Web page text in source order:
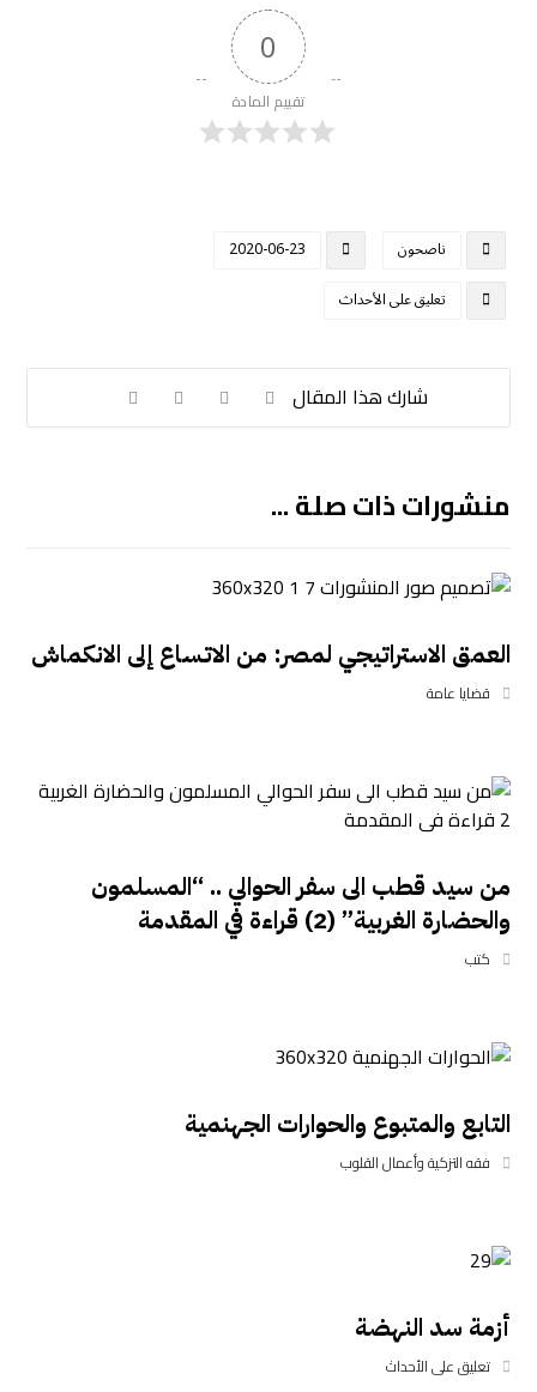
0
تقييم المادة
ناصحون
2020-06-23
تعليق على الأحداث
منشورات ذات صلة ...
العمق الاستراتيجي لمصر: من الاتساع إلى الانكماش
قضايا عامة
من سيد قطب الى سفر الحوالي .. “المسلمون
والحضارة الغربية” (2) قراءة في المقدمة
كتب
التابع والمتبوع والحوارات الجهنمية
فقه التزكية وأعمال القلوب
أزمة سد النهضة
تعليق على الأحداث